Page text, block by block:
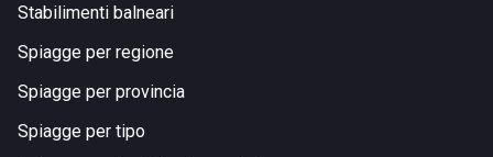
Stabilimenti balneari
Spiagge per regione
Spiagge per provincia
Spiagge per tipo